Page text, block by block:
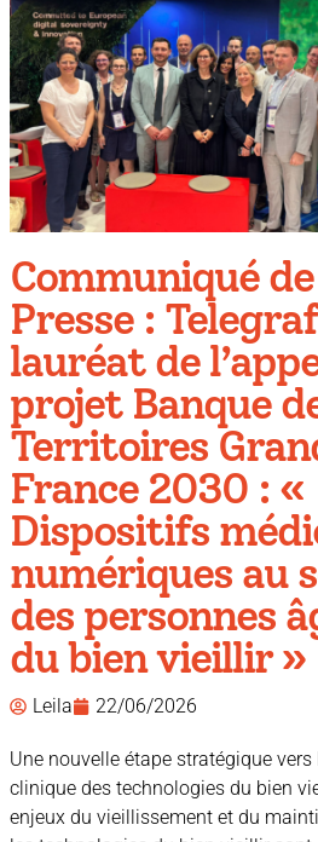
Communiqué de
Presse :
lauréat de
projet Banque
Territoires
France 2030 : «
Dispositifs
numériques au
des personnes
du bien vieillir »
Leila 22/06/2026
Une nouvelle étape stratégique
clinique des technologies du bien
enjeux du vieillissement et du